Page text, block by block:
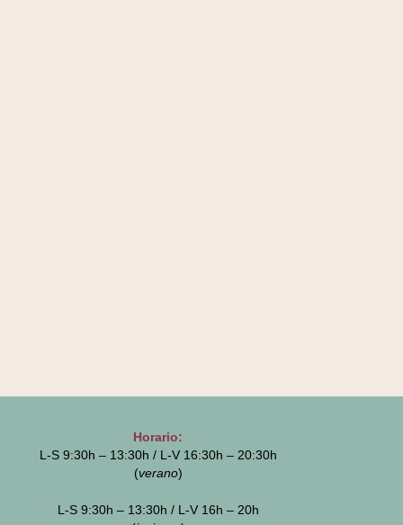
Horario:
L-S 9:30h – 13:30h / L-V 16:30h – 20:30h
(verano)
L-S 9:30h – 13:30h / L-V 16h – 20h